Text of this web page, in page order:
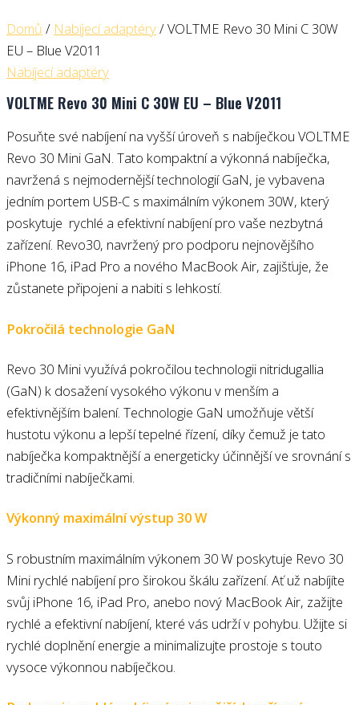
Domů / Nabíjecí adaptéry/ VOLTME Revo 30 Mini C 30W
EU – Blue V2011
Nabíjecí adaptéry
VOLTME Revo 30 Mini C 30W EU – Blue V2011
Posuňte své nabíjení na vyšší úroveň s nabíječkou VOLTME
Revo 30 Mini GaN. Tato kompaktní a výkonná nabíječka,
navržená s nejmodernější technologií GaN, je vybavena
jedním portem USB-C s maximálním výkonem 30W, který
poskytuje rychlé a efektivní nabíjení pro vaše nezbytná
zařízení. Revo30, navržený pro podporu nejnovějšího
iPhone 16, iPad Pro a nového MacBook Air, zajišťuje, že
zůstanete připojeni a nabiti s lehkostí.
Pokročilá technologie GaN
Revo 30 Mini využívá pokročilou technologii nitridugallia
(GaN) k dosažení vysokého výkonu v menším a
efektivnějším balení. Technologie GaN umožňuje větší
hustotu výkonu a lepší tepelné řízení, díky čemuž je tato
nabíječka kompaktnější a energeticky účinnější ve srovnání s
tradičními nabíječkami.
Výkonný maximální výstup 30 W
S robustním maximálním výkonem 30 W poskytuje Revo 30
Mini rychlé nabíjení pro širokou škálu zařízení. Ať už nabíjíte
svůj iPhone 16, iPad Pro, anebo nový MacBook Air, zažijte
rychlé a efektivní nabíjení, které vás udrží v pohybu. Užijte si
rychlé doplnění energie a minimalizujte prostoje s touto
vysoce výkonnou nabíječkou.